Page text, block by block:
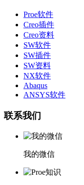
Proe软件
Creo插件
Creo资料
SW软件
SW插件
SW资料
NX软件
Abaqus
ANSYS软件
联系我们
我的微信